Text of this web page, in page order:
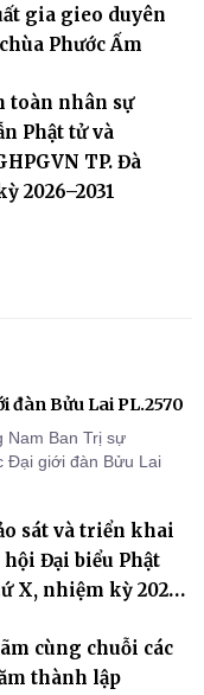
gia gieo duyên
Phước Ấm
toàn nhân sự
Phật tử và
TP. Đà
2026–2031
đàn Bửu Lai PL.2570
Nam Ban Trị sự
Đại giới đàn Bửu Lai
sát và triển khai
Đại biểu Phật
X, nhiệm kỳ 2026-
cùng chuỗi các
thành lập